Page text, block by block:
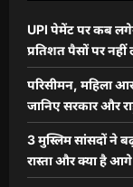
UPI पेमेंट पर कब
प्रतिशत पैसों पर
परिसीमन, महिला
जानिए सरकार और
3 मुस्लिम सांसदों ने
रास्ता और क्या है आगे